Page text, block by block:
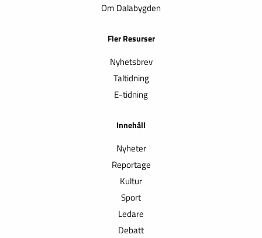
Om Dalabygden
Fler Resurser
Nyhetsbrev
Taltidning
E-tidning
Innehåll
Nyheter
Reportage
Kultur
Sport
Ledare
Debatt